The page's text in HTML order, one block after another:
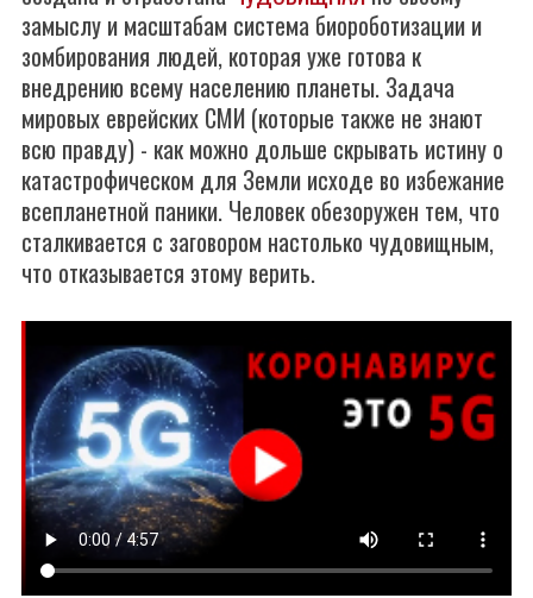
замыслу и масштабам система биороботизации и
зомбирования людей, которая уже готова к
внедрению всему населению планеты. Задача
мировых еврейских СМИ (которые также не знают
всю правду) - как можно дольше скрывать истину о
катастрофическом для Земли исходе во избежание
всепланетной паники. Человек обезоружен тем, что
сталкивается с заговором настолько чудовищным,
что отказывается этому верить.